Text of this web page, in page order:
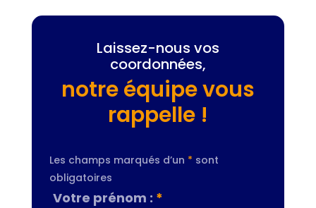
Laissez-nous vos
coordonnées,
notre équipe vous
rappelle !
Les champs marqués d’un * sont
obligatoires
Votre prénom : *